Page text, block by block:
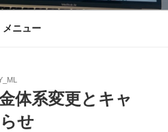
メニュー
体系変更とキャ
せ